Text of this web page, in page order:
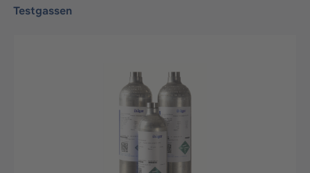
Testgassen
Afbeeldingengalerij overslaan